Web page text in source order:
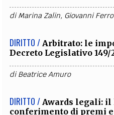
diMarina Zalin, Giovanni Ferro
DIRITTO / Arbitrato: le
Decreto Legislativo 149/
diBeatrice Amuro
DIRITTO / Awards legali:
conferimento di premi